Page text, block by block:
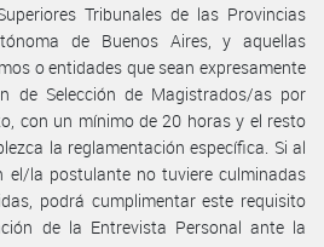
Tribunales de las Provincias
de Buenos Aires, y aquellas
o entidades que sean expresamente
de Selección de Magistrados/as por
con un mínimo de 20 horas y el resto
la reglamentación específica. Si al
el/la postulante no tuviere culminadas
podrá cumplimentar este requisito
de la Entrevista Personal ante la